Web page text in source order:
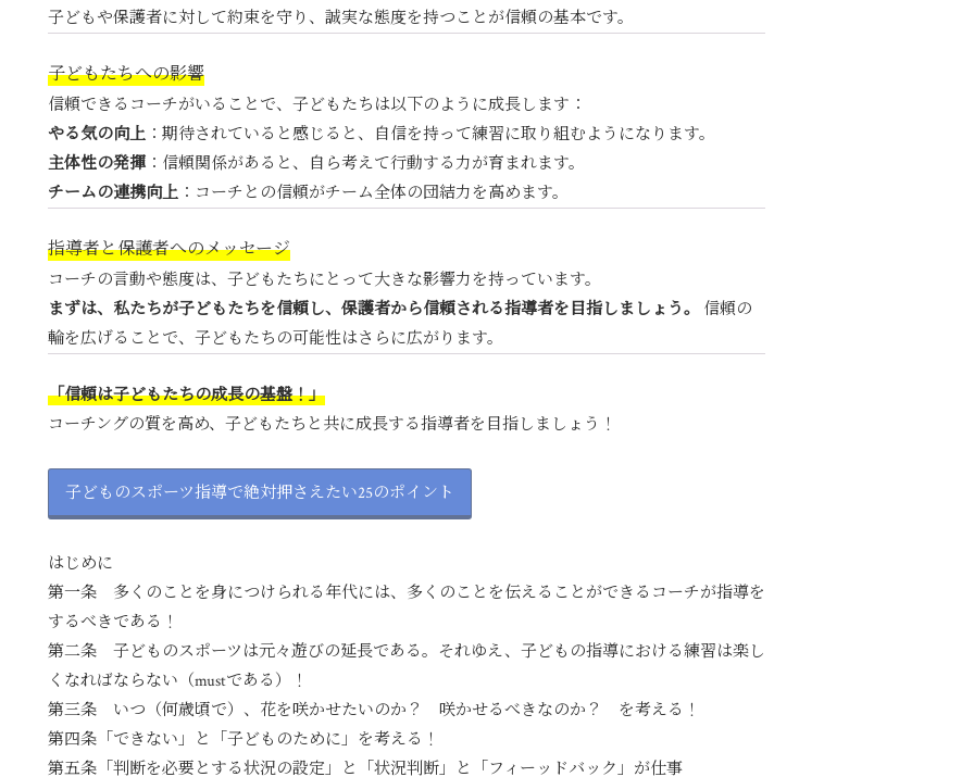
子どもや保護者に対して約束を守り、誠実な態度を持つことが信頼の基本です。
子どもたちへの影響
信頼できるコーチがいることで、子どもたちは以下のように成長します：
やる気の向上 ：期待されていると感じると、自信を持って練習に取り組むようになります。
主体性の発揮 ：信頼関係があると、自ら考えて行動する力が育まれます。
チームの連携向上 ：コーチとの信頼がチーム全体の団結力を高めます。
指導者と保護者へのメッセージ
コーチの言動や態度は、子どもたちにとって大きな影響力を持っています。
まずは、私たちが子どもたちを信頼し、保護者から信頼される指導者を目指しましょう。
信頼の
輪を広げることで、子どもたちの可能性はさらに広がります。
「信頼は子どもたちの成長の基盤！」
コーチングの質を高め、子どもたちと共に成長する指導者を目指しましょう！
子どものスポーツ指導で絶対押さえたい25のポイント
はじめに
第一条 多くのことを身につけられる年代には、多くのことを伝えることができるコーチが指導を
するべきである！
第二条 子どものスポーツは元々遊びの延長である。それゆえ、子どもの指導における練習は楽し
くなればならない（mustである）！
第三条 いつ（何歳頃で）、花を咲かせたいのか？ 咲かせるべきなのか？ を考える！
第四条「できない」と「子どものために」を考える！
第五条「判断を必要とする状況の設定」と「状況判断」と「フィーッドバック」が仕事